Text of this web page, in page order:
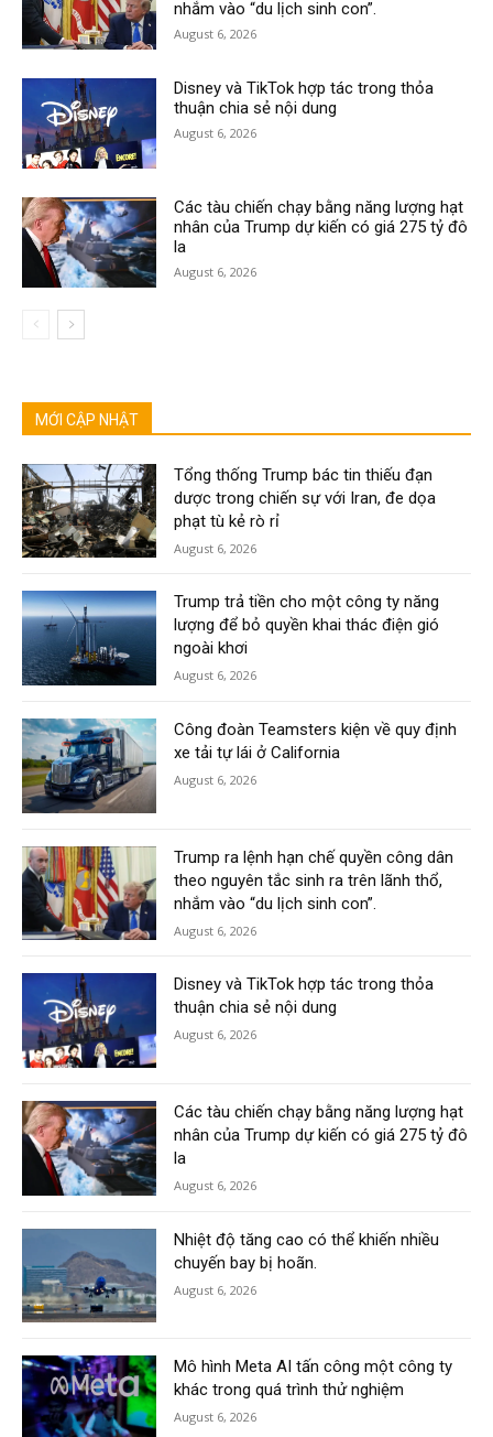
nhắm vào “du lịch sinh con”.
August 6, 2026
Disney và TikTok hợp tác trong thỏa
thuận chia sẻ nội dung
August 6, 2026
Các tàu chiến chạy bằng năng lượng hạt
nhân của Trump dự kiến có giá 275 tỷ đô
la
August 6, 2026
MỚI CẬP NHẬT
Tổng thống Trump bác tin thiếu đạn
dược trong chiến sự với Iran, đe dọa
phạt tù kẻ rò rỉ
August 6, 2026
Trump trả tiền cho một công ty năng
lượng để bỏ quyền khai thác điện gió
ngoài khơi
August 6, 2026
Công đoàn Teamsters kiện về quy định
xe tải tự lái ở California
August 6, 2026
Trump ra lệnh hạn chế quyền công dân
theo nguyên tắc sinh ra trên lãnh thổ,
nhắm vào “du lịch sinh con”.
August 6, 2026
Disney và TikTok hợp tác trong thỏa
thuận chia sẻ nội dung
August 6, 2026
Các tàu chiến chạy bằng năng lượng hạt
nhân của Trump dự kiến có giá 275 tỷ đô
la
August 6, 2026
Nhiệt độ tăng cao có thể khiến nhiều
chuyến bay bị hoãn.
August 6, 2026
Mô hình Meta AI tấn công một công ty
khác trong quá trình thử nghiệm
August 6, 2026